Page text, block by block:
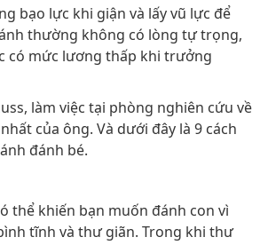
bạo lực khi giận và lấy vũ lực để
thường không có lòng tự trọng,
có mức lương thấp khi trưởng
làm việc tại phòng nghiên cứu về
của ông. Và dưới đây là 9 cách
đánh bé.
thể khiến bạn muốn đánh con vì
tĩnh và thư giãn. Trong khi thư